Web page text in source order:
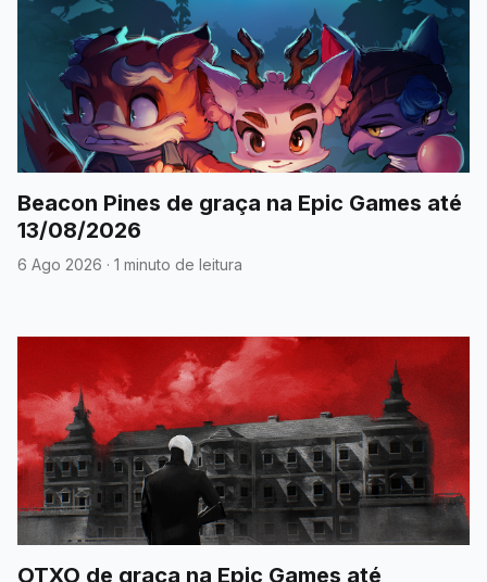
Beacon Pines de graça na Epic Games até
13/08/2026
6 Ago 2026 · 1 minuto de leitura
OTXO de graça na Epic Games até